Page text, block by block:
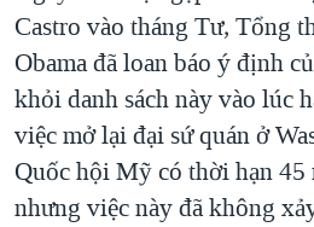
BÊN KIA QUỐC LỘ: TIẾNG
QUAN HỆ VIỆT MỸ
Castro vào tháng Tư, Tổng
Obama đã loan báo ý định
khỏi danh sách này vào lúc
việc mở lại đại sứ quán ở
Quốc hội Mỹ có thời hạn 45
nhưng việc này đã không